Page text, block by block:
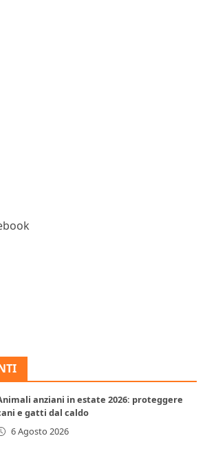
anziani in estate 2026: proteggere
e gatti dal caldo
6 Agosto 2026